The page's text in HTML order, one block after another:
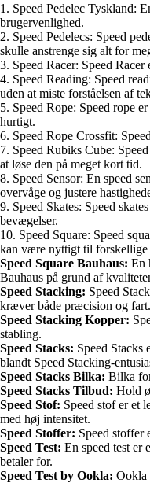
1. Speed Pedelec Tyskland:
brugervenlighed.
2. Speed Pedelecs: Speed
skulle anstrenge sig alt for
3. Speed Racer: Speed
4. Speed Reading: Speed
uden at miste forståelsen af
5. Speed Rope: Speed rope
hurtigt.
6. Speed Rope Crossfit:
7. Speed Rubiks Cube:
at løse den på meget kort tid.
8. Speed Sensor: En speed
overvåge og justere
9. Speed Skates: Speed
bevægelser.
10. Speed Square: Speed
kan være nyttigt til
Speed Square Bauhaus: En
Bauhaus på grund af
Speed Stacking: Speed
kræver både præcision og fart.
Speed Stacking Kopper:
stabling.
Speed Stacks: Speed
blandt Speed Stacking-
Speed Stacks Bilka: Bilka
Speed Stacks Tilbud: Hold
Speed Stof: Speed stof er et
med høj intensitet.
Speed Stoffer: Speed stoffer
Speed Test: En speed test er
betaler for.
Speed Test by Ookla: Ookla